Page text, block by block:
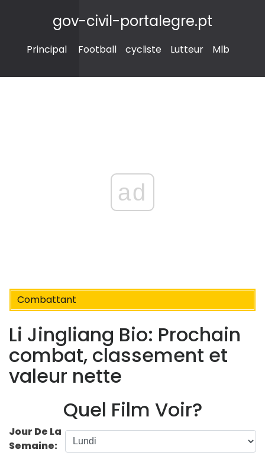
gov-civil-portalegre.pt
Principal Football cycliste Lutteur Mlb
ad
Combattant
Li Jingliang Bio: Prochain
combat, classement et
valeur nette
Quel Film Voir?
Jour De La
Semaine: